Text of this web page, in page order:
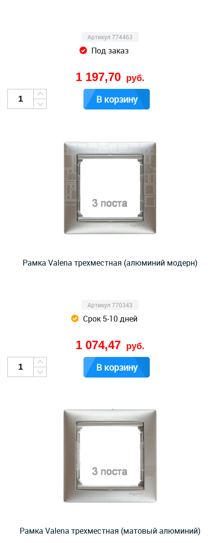
Артикул 774463
Под заказ
1 197,70 руб.
В корзину
Рамка Valena трехместная (алюминий модерн)
Артикул 770343
Срок 5-10 дней
1 074,47 руб.
В корзину
Рамка Valena трехместная (матовый алюминий)